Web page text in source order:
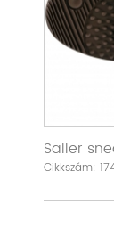
Saller
Cikkszám: